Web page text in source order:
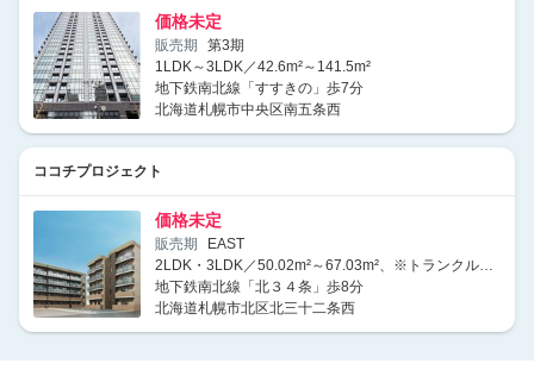
価格未定
販売期
第3期
1LDK～3LDK／42.6m²～141.5m²
地下鉄南北線「すすきの」歩7分
北海道札幌市中央区南五条西
ココチプロジェクト
価格未定
販売期
EAST
地下鉄南北線「北３４条」歩8分
北海道札幌市北区北三十二条西